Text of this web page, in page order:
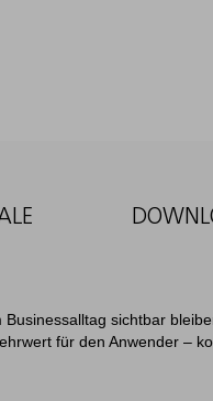
sichtbar
für den Anwender –